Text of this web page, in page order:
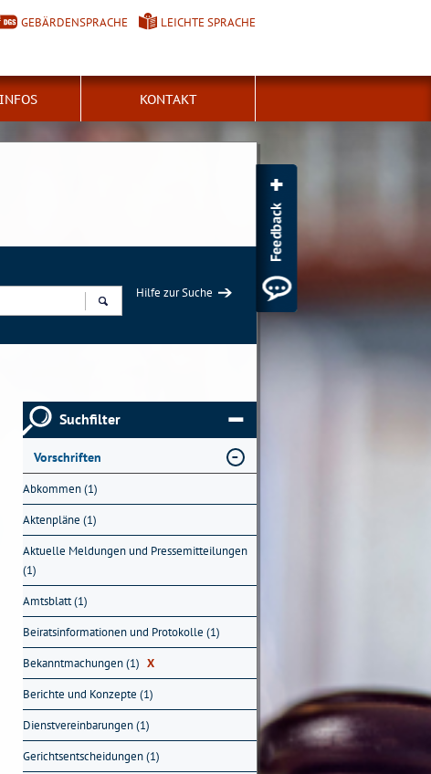
GEBÄRDENSPRACHE LEICHTE SPRACHE
KONTAKT
Hilfe zur Suche
Suchfilter
Vorschriften
Abkommen (1)
Aktenpläne (1)
Aktuelle Meldungen und Pressemitteilungen
(1)
Amtsblatt (1)
Beiratsinformationen und Protokolle (1)
Bekanntmachungen (1) X
Berichte und Konzepte (1)
Dienstvereinbarungen (1)
Gerichtsentscheidungen (1)